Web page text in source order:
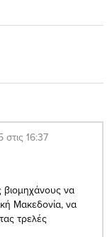
16:37
να
Μακεδονία, να
τρελές